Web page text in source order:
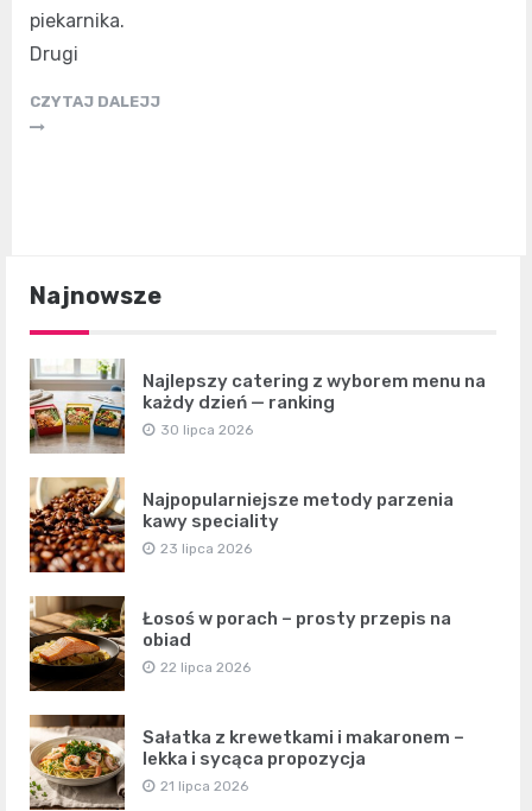
piekarnika.
Drugi
CZYTAJ DALEJJ
Najnowsze
Najlepszy catering z wyborem menu na
każdy dzień — ranking
30 lipca 2026
Najpopularniejsze metody parzenia
kawy speciality
23 lipca 2026
Łosoś w porach – prosty przepis na
obiad
22 lipca 2026
Sałatka z krewetkami i makaronem –
lekka i sycąca propozycja
21 lipca 2026